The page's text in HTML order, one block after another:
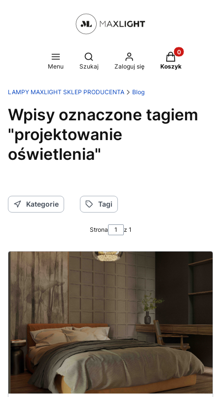
Menu
Otwórz wyszukiwarkę
Szukaj Zaloguj się
Produkty w
Koszyk
LAMPY MAXLIGHT SKLEP PRODUCENTA Blog
Wpisy oznaczone tagiem
"projektowanie
oświetlenia"
Kategorie Tagi
Strona z 1